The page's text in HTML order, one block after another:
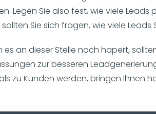
Legen Sie also fest, wie viele
Sie sich fragen, wie viele
es an dieser Stelle noch hapert,
zur besseren
zu Kunden werden, bringen Ihnen